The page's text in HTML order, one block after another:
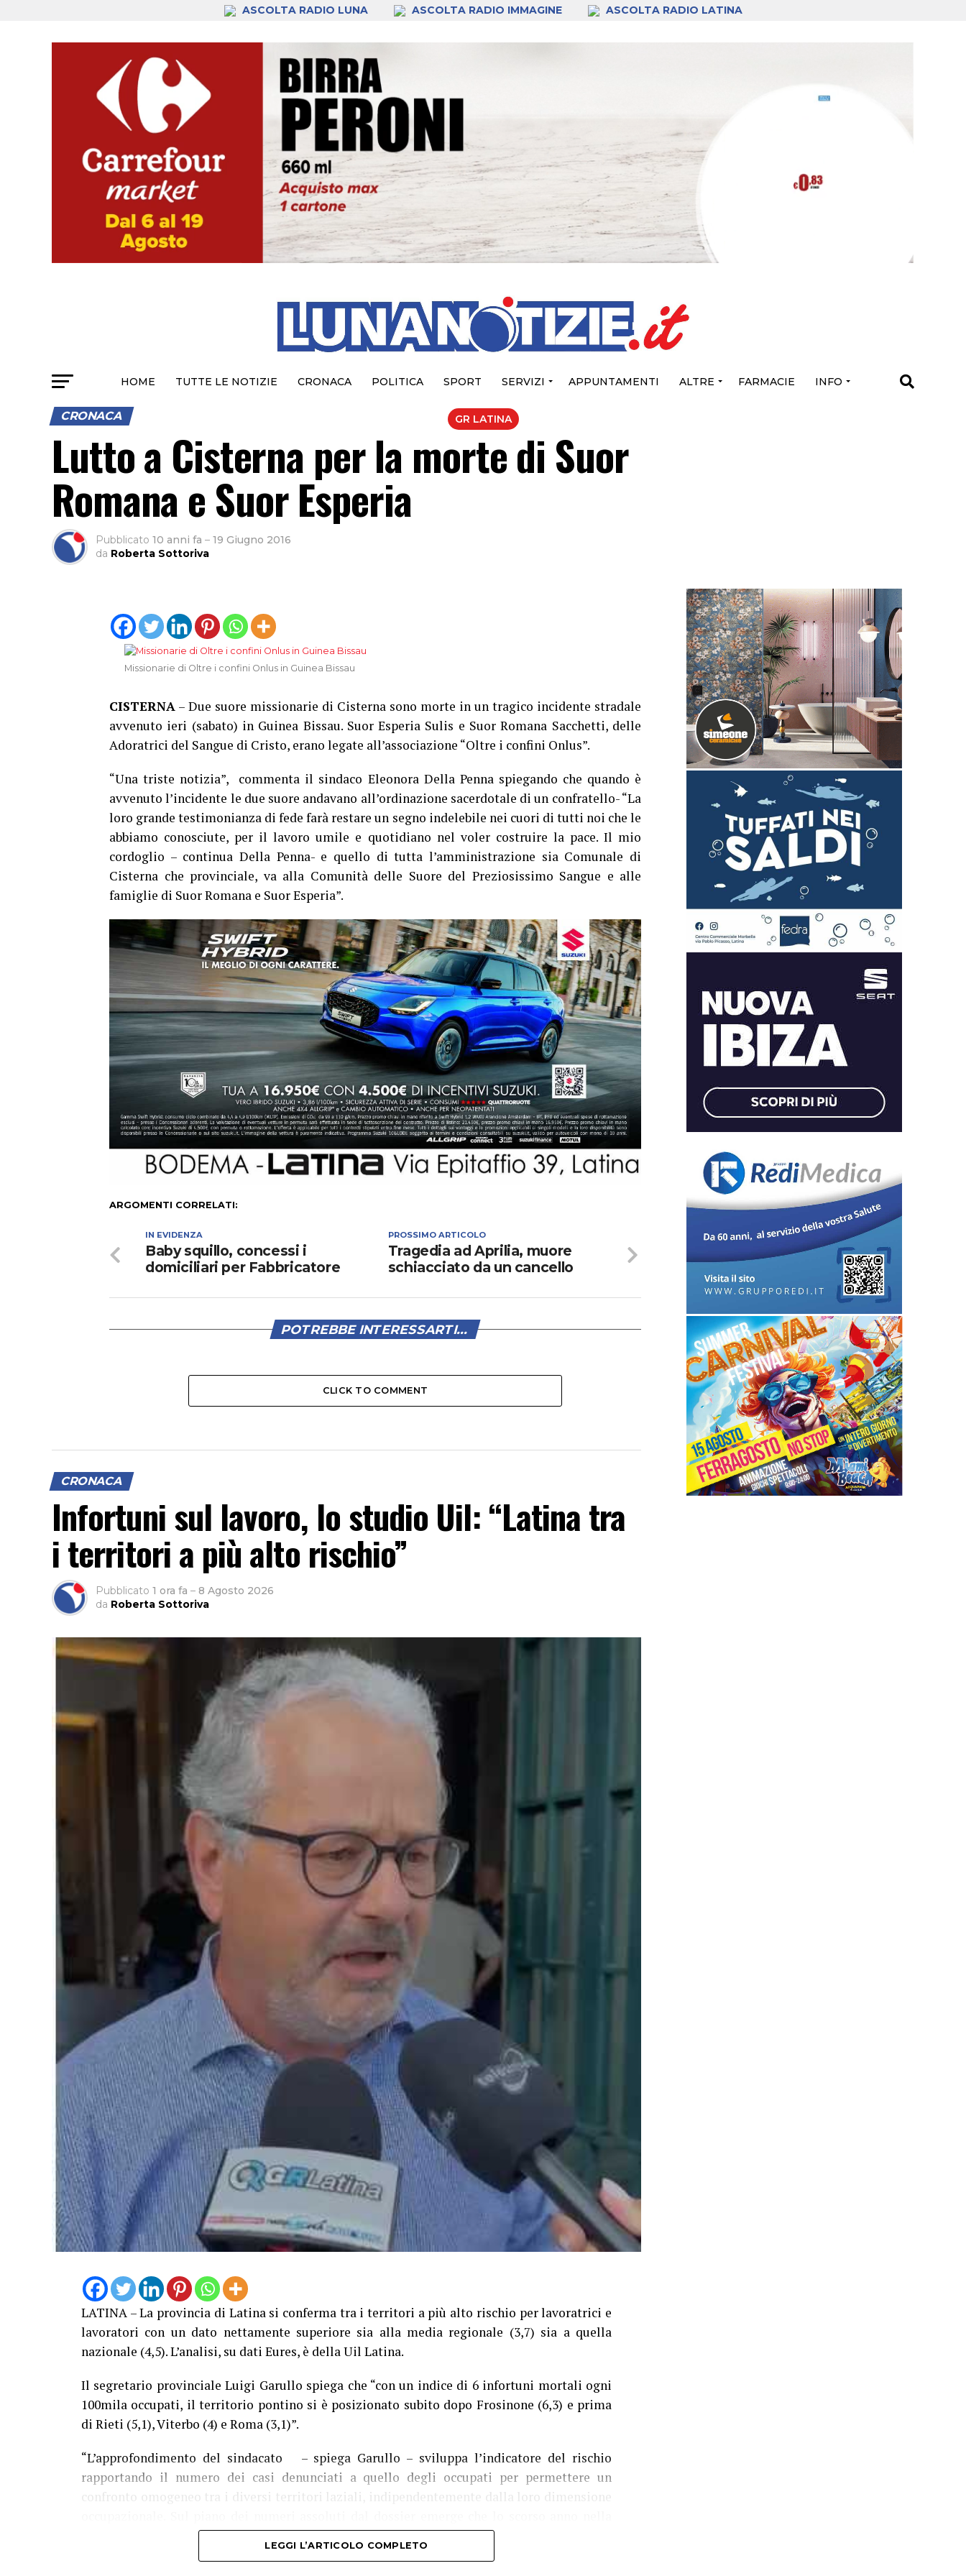
ASCOLTA RADIO LUNA ASCOLTA RADIO IMMAGINE ASCOLTA RADIO LATINA
HOME TUTTE LE NOTIZIE CRONACA POLITICA SPORT SERVIZI APPUNTAMENTI ALTRE FARMACIE INFO
GR LATINA
CRONACA
Lutto a Cisterna per la morte di Suor
Romana e Suor Esperia
Pubblicato 10 anni fa – 19 Giugno 2016
da Roberta Sottoriva
Missionarie di Oltre i confini Onlus in Guinea Bissau
CISTERNA – Due suore missionarie di Cisterna sono morte in un tragico incidente stradale
avvenuto ieri (sabato) in Guinea Bissau. Suor Esperia Sulis e Suor Romana Sacchetti, delle
Adoratrici del Sangue di Cristo, erano legate all’associazione “Oltre i confini Onlus”.
“Una triste notizia”, commenta il sindaco Eleonora Della Penna spiegando che quando è
avvenuto l’incidente le due suore andavano all’ordinazione sacerdotale di un confratello- “La
loro grande testimonianza di fede farà restare un segno indelebile nei cuori di tutti noi che le
abbiamo conosciute, per il lavoro umile e quotidiano nel voler costruire la pace. Il mio
cordoglio – continua Della Penna- e quello di tutta l’amministrazione sia Comunale di
Cisterna che provinciale, va alla Comunità delle Suore del Preziosissimo Sangue e alle
famiglie di Suor Romana e Suor Esperia”.
ARGOMENTI CORRELATI:
PROSSIMO ARTICOLO
Tragedia ad Aprilia, muore
schiacciato da un cancello
IN EVIDENZA
Baby squillo, concessi i
domiciliari per Fabbricatore
POTREBBE INTERESSARTI...
CLICK TO COMMENT
CRONACA
Infortuni sul lavoro, lo studio Uil: “Latina tra
i territori a più alto rischio”
Pubblicato 1 ora fa – 8 Agosto 2026
da Roberta Sottoriva
LATINA – La provincia di Latina si conferma tra i territori a più alto rischio per lavoratrici e
lavoratori con un dato nettamente superiore sia alla media regionale (3,7) sia a quella
nazionale (4,5). L’analisi, su dati Eures, è della Uil Latina.
Il segretario provinciale Luigi Garullo spiega che “con un indice di 6 infortuni mortali ogni
100mila occupati, il territorio pontino si è posizionato subito dopo Frosinone (6,3) e prima
di Rieti (5,1), Viterbo (4) e Roma (3,1)”.
“L’approfondimento del sindacato – spiega Garullo – sviluppa l’indicatore del rischio
rapportando il numero dei casi denunciati a quello degli occupati per permettere un
confronto omogeneo tra i diversi territori laziali, indipendentemente dalla loro dimensione
provincia di Latina ci sono state 3.519 denunce di infortunio sul lavoro, 13 con esito mortale.
LEGGI L’ARTICOLO COMPLETO